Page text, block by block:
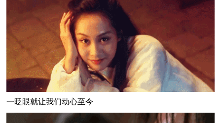
一眨眼就让我们动心至今